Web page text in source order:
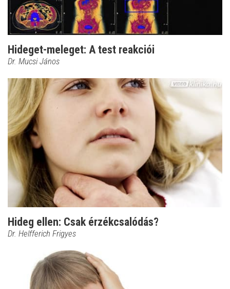
Hideget-meleget: A test reakciói
Dr. Mucsi János
Hideg ellen: Csak érzékcsalódás?
Dr. Helfferich Frigyes